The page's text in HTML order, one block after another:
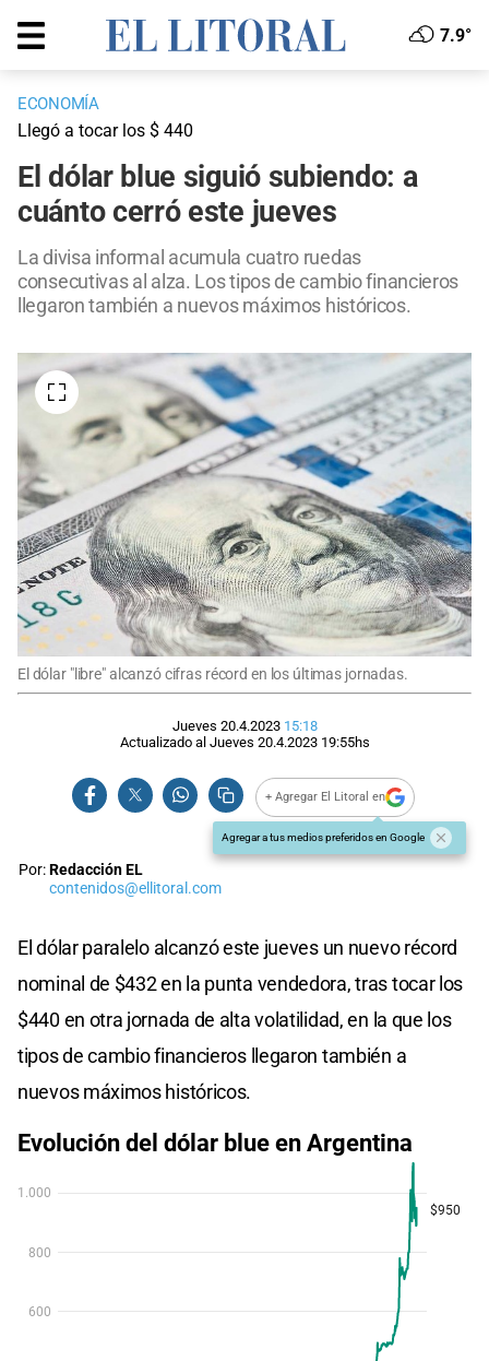
7.9°
ECONOMÍA
Llegó a tocar los $ 440
El dólar blue siguió subiendo: a
cuánto cerró este jueves
La divisa informal acumula cuatro ruedas
consecutivas al alza. Los tipos de cambio financieros
llegaron también a nuevos máximos históricos.
El dólar "libre" alcanzó cifras récord en los últimas jornadas.
Jueves 20.4.2023 15:18
Actualizado al Jueves 20.4.2023 19:55hs
+ Agregar El Litoral en
Agregar a tus medios preferidos en Google
Por:Redacción EL
contenidos@ellitoral.com
El dólar paralelo alcanzó este jueves un nuevo récord
nominal de $432 en la punta vendedora, tras tocar los
$440 en otra jornada de alta volatilidad, en la que los
tipos de cambio financieros llegaron también a
nuevos máximos históricos.